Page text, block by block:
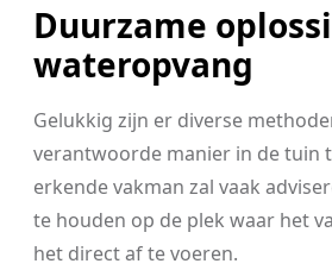
Duurzame
wateropvang
Gelukkig zijn er diverse
verantwoorde manier in de tuin
erkende vakman zal vaak
te houden op de plek waar het
het direct af te voeren.